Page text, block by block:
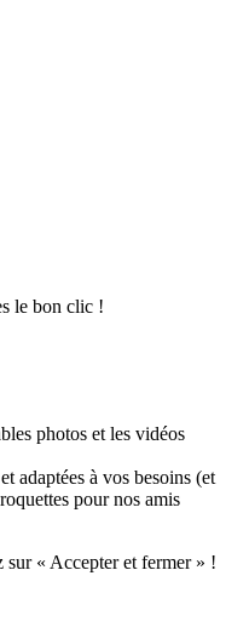
le bon clic !
photos et les vidéos
adaptées à vos besoins (et
pour nos amis
sur « Accepter et fermer » !